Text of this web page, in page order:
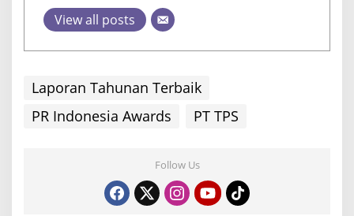
View all posts
Laporan Tahunan Terbaik
PR Indonesia Awards
PT TPS
Follow Us